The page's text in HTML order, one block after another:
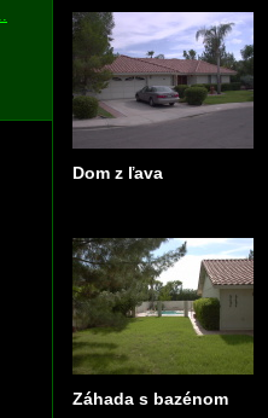
Dom z ľava
Záhada s bazénom